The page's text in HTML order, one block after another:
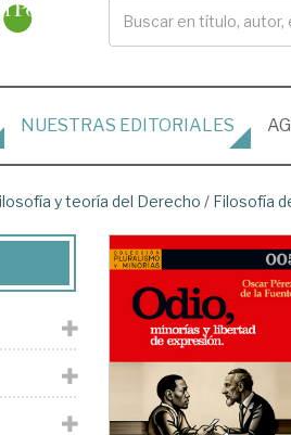
NUESTRAS EDITORIALES
y teoría del Derecho / Filosofía